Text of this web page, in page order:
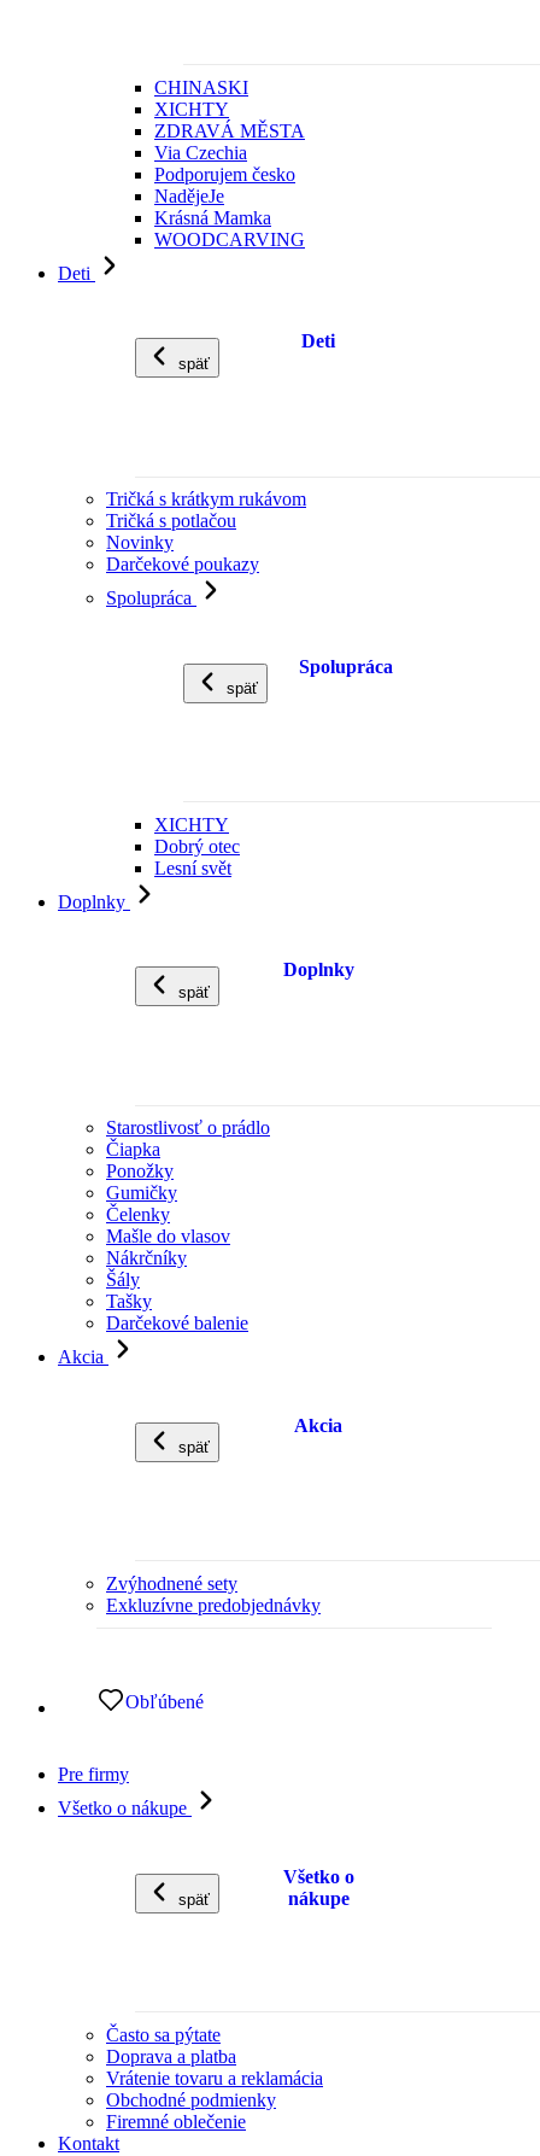
CHINASKI
XICHTY
ZDRAVÁ MĚSTA
Via Czechia
Podporujem česko
NadějeJe
Krásná Mamka
WOODCARVING
Deti
späť
Deti
Tričká s krátkym rukávom
Tričká s potlačou
Novinky
Darčekové poukazy
Spolupráca
späť
Spolupráca
XICHTY
Dobrý otec
Lesní svět
Doplnky
späť
Doplnky
Starostlivosť o prádlo
Čiapka
Ponožky
Gumičky
Čelenky
Mašle do vlasov
Nákrčníky
Šály
Tašky
Darčekové balenie
Akcia
späť
Akcia
Zvýhodnené sety
Exkluzívne predobjednávky
Obľúbené
Pre firmy
Všetko o nákupe
späť
Všetko o
nákupe
Často sa pýtate
Doprava a platba
Vrátenie tovaru a reklamácia
Obchodné podmienky
Firemné oblečenie
Kontakt